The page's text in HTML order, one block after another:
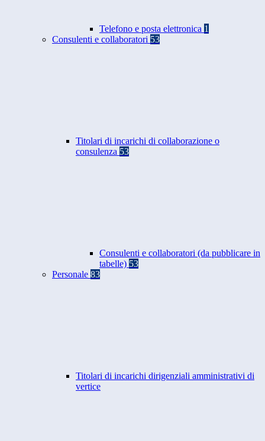
Telefono e posta elettronica 1
Consulenti e collaboratori 53
Titolari di incarichi di collaborazione o
consulenza 53
Consulenti e collaboratori (da pubblicare in
tabelle) 53
Personale 83
Titolari di incarichi dirigenziali amministrativi di
vertice